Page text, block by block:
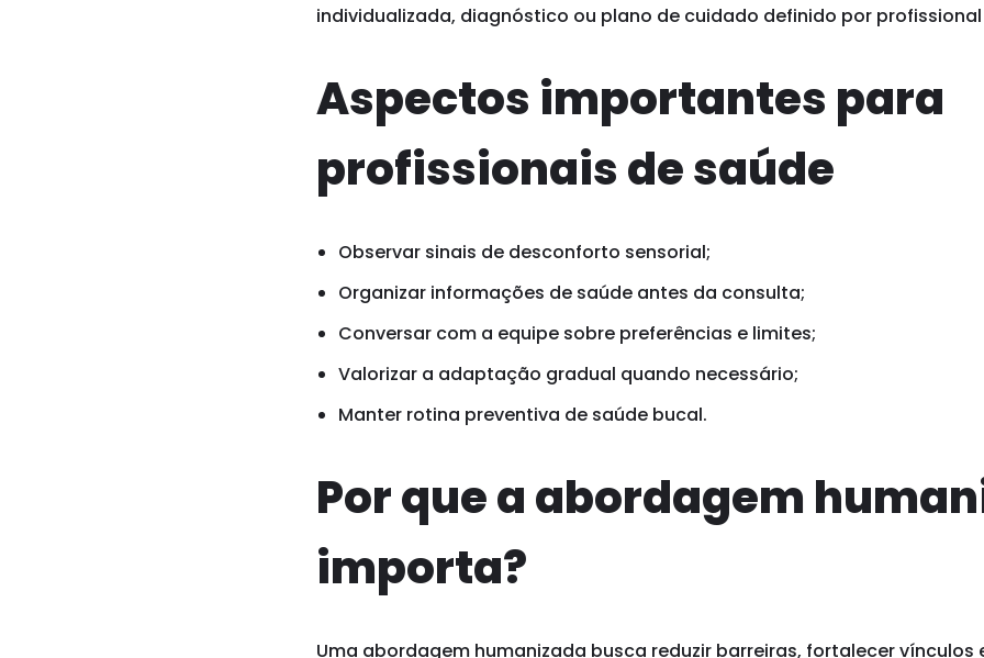
individualizada, diagnóstico ou plano de cuidado definido por
Aspectos importantes para
profissionais de saúde
Observar sinais de desconforto sensorial;
Organizar informações de saúde antes da consulta;
Conversar com a equipe sobre preferências e limites;
Valorizar a adaptação gradual quando necessário;
Manter rotina preventiva de saúde bucal.
Por que a abordagem
importa?
Uma abordagem humanizada busca reduzir barreiras, fortalecer vínculos